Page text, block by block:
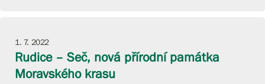
1. 7. 2022
Rudice – Seč, nová přírodní památka
Moravského krasu